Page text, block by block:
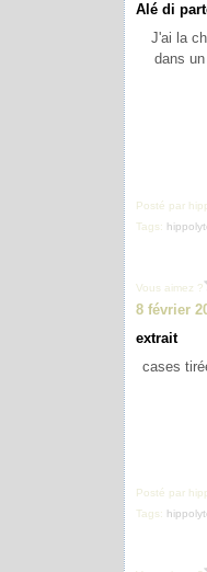
Alé di
J'ai la
dans
Posté par
Tags:
Vous aimez ?
8 février
extrait
cases
Posté par
Tags: